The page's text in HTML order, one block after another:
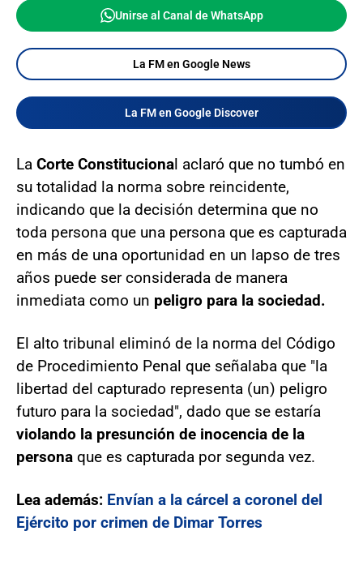
Unirse al Canal de WhatsApp
La FM en Google News
La FM en Google Discover
La Corte Constitucional aclaró que no tumbó en
su totalidad la norma sobre reincidente,
indicando que la decisión determina que no
toda persona que una persona que es capturada
en más de una oportunidad en un lapso de tres
años puede ser considerada de manera
inmediata como un peligro para la sociedad.
El alto tribunal eliminó de la norma del Código
de Procedimiento Penal que señalaba que "la
libertad del capturado representa (un) peligro
futuro para la sociedad", dado que se estaría
violando la presunción de inocencia de la
persona que es capturada por segunda vez.
Lea además: Envían a la cárcel a coronel del
Ejército por crimen de Dimar Torres